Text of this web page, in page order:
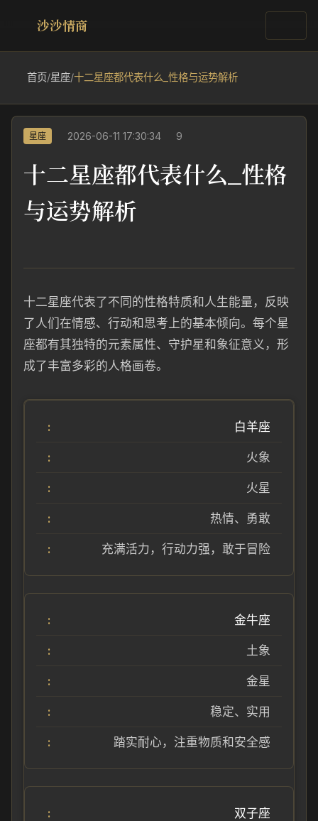
沙沙情商
首页/星座/十二星座都代表什么_性格与运势解析
星座 2026-06-11 17:30:34 9
十二星座都代表什么_性格
与运势解析
十二星座代表了不同的性格特质和人生能量，反映
了人们在情感、行动和思考上的基本倾向。每个星
座都有其独特的元素属性、守护星和象征意义，形
成了丰富多彩的人格画卷。
白羊座
火象
火星
热情、勇敢
充满活力，行动力强，敢于冒险
金牛座
土象
金星
稳定、实用
踏实耐心，注重物质和安全感
双子座